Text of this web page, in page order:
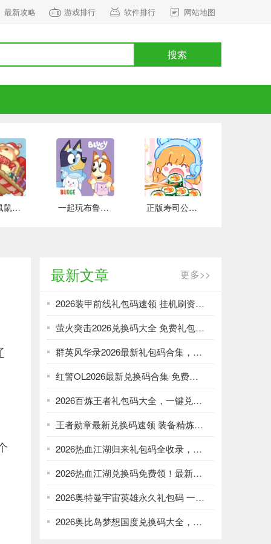
最新攻略 游戏排行 软件排行 网站地图
搜索
正式版鼠鼠百货物语 安卓版 一起玩布鲁伊吧 手游下载 正版寿司公园 安卓版
最新文章 更多>>
2026装甲前线礼包码速领 挂机刷资源攻略
萤火突击2026兑换码大全 免费礼包一键领取
群英风华录2026最新礼包码合集，一键领取限时福利
红警OL2026最新兑换码合集 免费礼包一键领取
2026百炼王者礼包码大全，一键兑换加速武将养成
王者勋章最新兑换码速领 装备精炼资源轻松刷
2026热血江湖归来礼包码全收录，强化资源不愁！
2026热血江湖兑换码免费领！最新礼包大全速取
2026奥特曼宇宙英雄永久礼包码 一键领取光暗资源
2026奥比岛梦想国度兑换码大全，免费领服饰家具！